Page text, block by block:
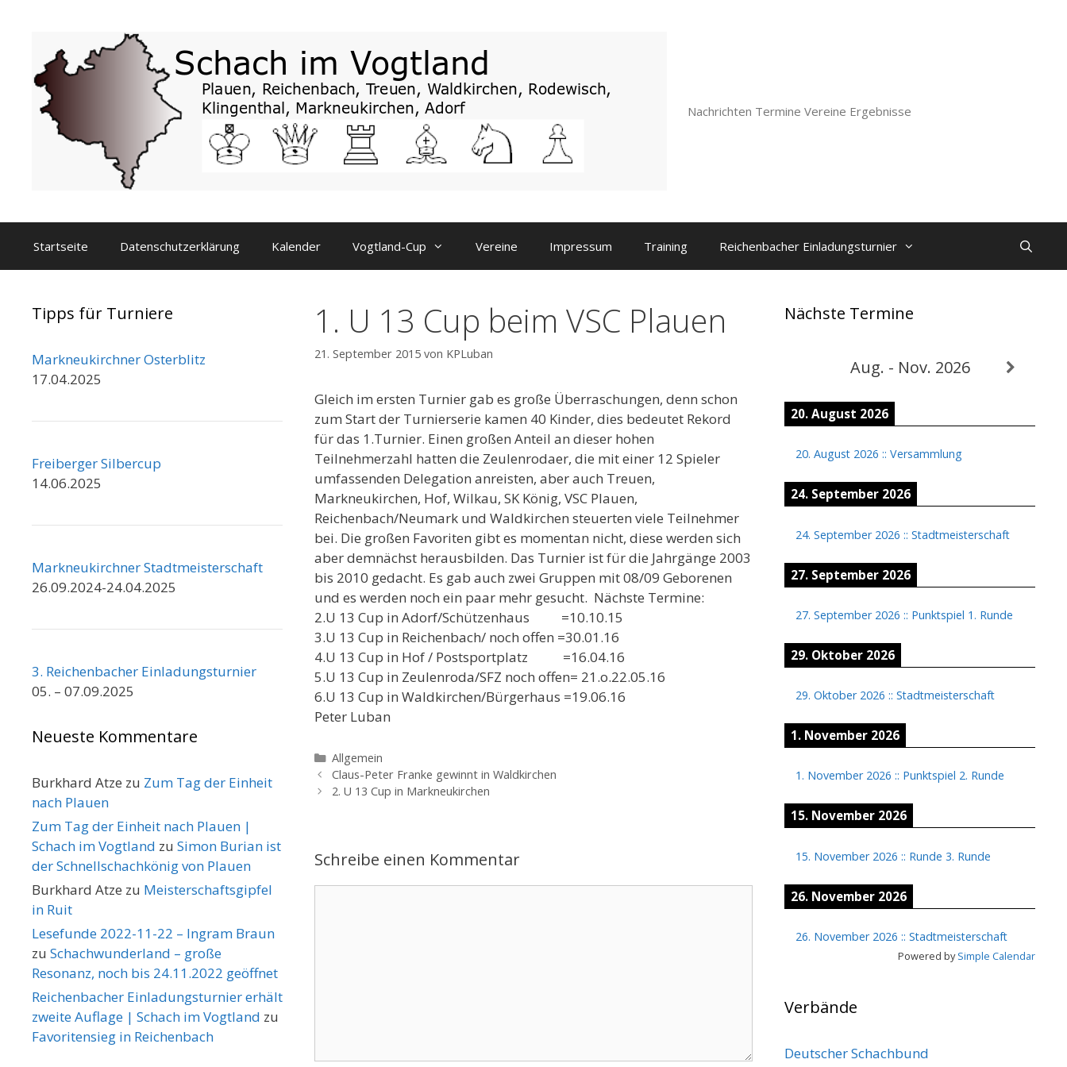
Nachrichten Termine Vereine Ergebnisse
Startseite Datenschutzerklärung Kalender Vogtland-Cup Vereine Impressum Training Reichenbacher Einladungsturnier
1. U 13 Cup beim VSC Plauen
21. September 2015 von KPLuban
Gleich im ersten Turnier gab es große Überraschungen, denn schon
zum Start der Turnierserie kamen 40 Kinder, dies bedeutet Rekord
für das 1.Turnier. Einen großen Anteil an dieser hohen
Teilnehmerzahl hatten die Zeulenrodaer, die mit einer 12 Spieler
umfassenden Delegation anreisten, aber auch Treuen,
Markneukirchen, Hof, Wilkau, SK König, VSC Plauen,
Reichenbach/Neumark und Waldkirchen steuerten viele Teilnehmer
bei. Die großen Favoriten gibt es momentan nicht, diese werden sich
aber demnächst herausbilden. Das Turnier ist für die Jahrgänge 2003
bis 2010 gedacht. Es gab auch zwei Gruppen mit 08/09 Geborenen
und es werden noch ein paar mehr gesucht. Nächste Termine:
2.U 13 Cup in Adorf/Schützenhaus =10.10.15
3.U 13 Cup in Reichenbach/ noch offen =30.01.16
4.U 13 Cup in Hof / Postsportplatz =16.04.16
5.U 13 Cup in Zeulenroda/SFZ noch offen= 21.o.22.05.16
6.U 13 Cup in Waldkirchen/Bürgerhaus =19.06.16
Peter Luban
Kategorien
Allgemein
Claus-Peter Franke gewinnt in Waldkirchen
2. U 13 Cup in Markneukirchen
Schreibe einen Kommentar
Tipps für Turniere
Markneukirchner Osterblitz
17.04.2025
Freiberger Silbercup
14.06.2025
Markneukirchner Stadtmeisterschaft
26.09.2024-24.04.2025
3. Reichenbacher Einladungsturnier
05. – 07.09.2025
Neueste Kommentare
Burkhard Atze zu Zum Tag der Einheit
nach Plauen
Zum Tag der Einheit nach Plauen |
Schach im Vogtland zu Simon Burian ist
der Schnellschachkönig von Plauen
Burkhard Atze zu Meisterschaftsgipfel
in Ruit
Lesefunde 2022-11-22 – Ingram Braun
zu Schachwunderland – große
Resonanz, noch bis 24.11.2022 geöffnet
Reichenbacher Einladungsturnier erhält
zweite Auflage | Schach im Vogtland zu
Favoritensieg in Reichenbach
Nächste Termine
Aug. - Nov. 2026
20. August 2026
20. August 2026 :: Versammlung
24. September 2026
24. September 2026 :: Stadtmeisterschaft
27. September 2026
27. September 2026 :: Punktspiel 1. Runde
29. Oktober 2026
29. Oktober 2026 :: Stadtmeisterschaft
1. November 2026
1. November 2026 :: Punktspiel 2. Runde
15. November 2026
15. November 2026 :: Runde 3. Runde
26. November 2026
26. November 2026 :: Stadtmeisterschaft
Powered bySimple Calendar
Verbände
Deutscher Schachbund